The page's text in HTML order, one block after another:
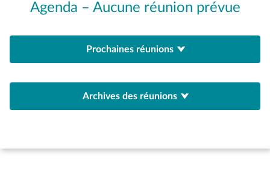
Agenda – Aucune réunion prévue
Prochaines réunions
Archives des réunions